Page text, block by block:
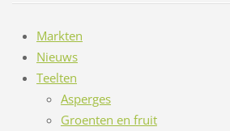
Markten
Nieuws
Teelten
Asperges
Groenten en fruit